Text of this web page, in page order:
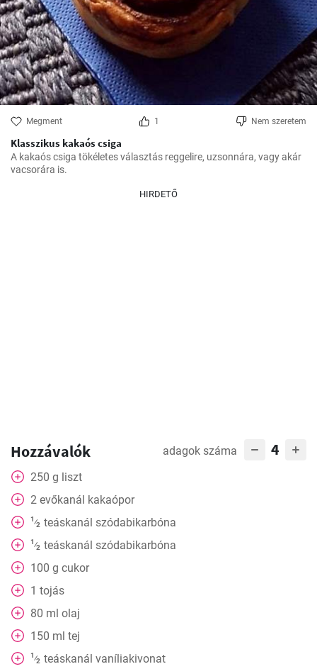
Megment 1 Nem szeretem
Klasszikus kakaós csiga
A kakaós csiga tökéletes választás reggelire, uzsonnára, vagy akár
vacsorára is.
HIRDETŐ
Hozzávalók adagok száma 4
250 g liszt
2 evőkanál kakaópor
1⁄2 teáskanál szódabikarbóna
1⁄2 teáskanál szódabikarbóna
100 g cukor
1 tojás
80 ml olaj
150 ml tej
1⁄2 teáskanál vaníliakivonat